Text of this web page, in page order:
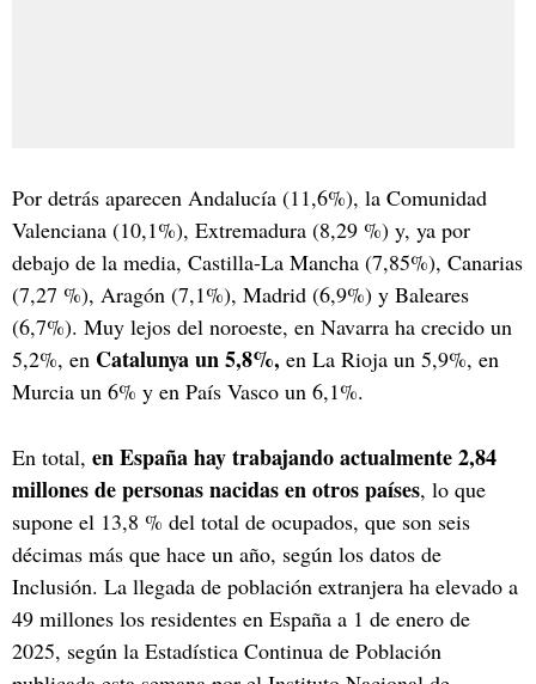
Por detrás aparecen Andalucía (11,6%), la Comunidad
Valenciana (10,1%), Extremadura (8,29 %) y, ya por
debajo de la media, Castilla-La Mancha (7,85%), Canarias
(7,27 %), Aragón (7,1%), Madrid (6,9%) y Baleares
(6,7%). Muy lejos del noroeste, en Navarra ha crecido un
5,2%, en Catalunya un 5,8%, en La Rioja un 5,9%, en
Murcia un 6% y en País Vasco un 6,1%.
En total, en España hay trabajando actualmente 2,84
millones de personas nacidas en otros países, lo que
supone el 13,8 % del total de ocupados, que son seis
décimas más que hace un año, según los datos de
Inclusión. La llegada de población extranjera ha elevado a
49 millones los residentes en España a 1 de enero de
2025, según la Estadística Continua de Población